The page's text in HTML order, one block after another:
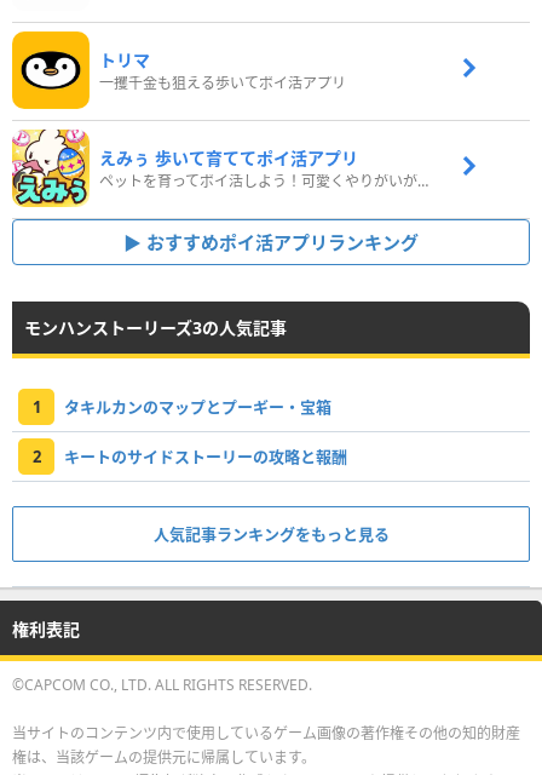
トリマ
一攫千金も狙える歩いてポイ活アプリ
えみぅ 歩いて育ててポイ活アプリ
ペットを育ってポイ活しよう！可愛くやりがいがある新感覚アプリ
おすすめポイ活アプリランキング
モンハンストーリーズ3の人気記事
1 タキルカンのマップとプーギー・宝箱
2 キートのサイドストーリーの攻略と報酬
人気記事ランキングをもっと見る
権利表記
©CAPCOM CO., LTD. ALL RIGHTS RESERVED.
当サイトのコンテンツ内で使用しているゲーム画像の著作権その他の知的財産
権は、当該ゲームの提供元に帰属しています。